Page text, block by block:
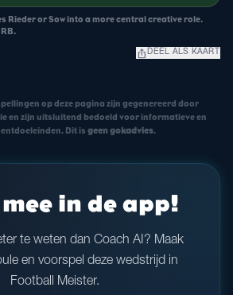
Rieder or Sow into a more central creative role.
ios_share DEEL ALS KAART
op deze pagina zijn gegenereerd door
en zijn uitsluitend bedoeld voor informatieve en
Dit is geen gokadvies.
in de app!
te weten dan Coach AI? Maak
en voorspel deze wedstrijd in
Football Meister.